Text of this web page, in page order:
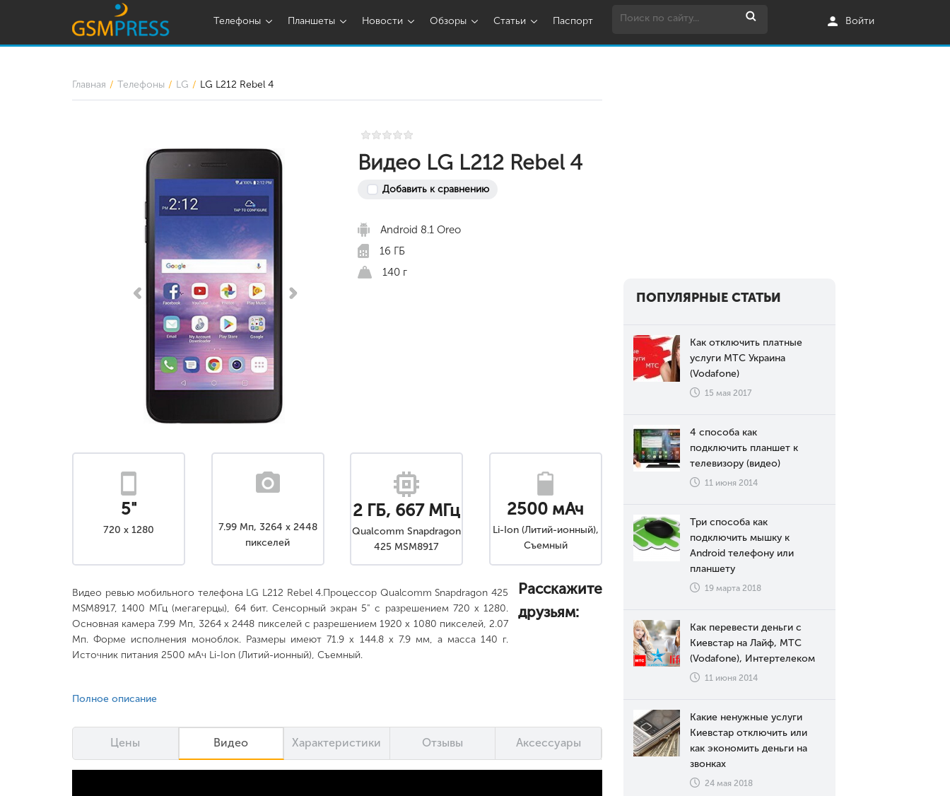
Телефоны Планшеты Новости Обзоры Статьи Паспорт Войти
Главная Телефоны LG LG L212 Rebel 4
Видео LG L212 Rebel 4
Добавить к сравнению
Android 8.1 Oreo
16 ГБ
140 г
5"
720 x 1280
7.99 Мп, 3264 x 2448
пикселей
2 ГБ, 667 МГц
Qualcomm Snapdragon
425 MSM8917
2500 мАч
Li-Ion (Литий-ионный),
Съемный
Видео ревью мобильного телефона LG L212 Rebel 4.Процессор Qualcomm Snapdragon 425
MSM8917, 1400 МГц (мегагерцы), 64 бит. Сенсорный экран 5" с разрешением 720 x 1280.
Основная камера 7.99 Мп, 3264 x 2448 пикселей с разрешением 1920 x 1080 пикселей, 2.07
Мп. Форме исполнения моноблок. Размеры имеют 71.9 x 144.8 x 7.9 мм, а масса 140 г.
Источник питания 2500 мАч Li-Ion (Литий-ионный), Съемный.
Полное описание
Расскажите
друзьям:
Цены Видео Характеристики Отзывы Аксессуары
ПОПУЛЯРНЫЕ СТАТЬИ
Как отключить платные
услуги МТС Украина
(Vodafone)
15 мая 2017
4 способа как
подключить планшет к
телевизору (видео)
11 июня 2014
Три способа как
подключить мышку к
Android телефону или
планшету
19 марта 2018
Как перевести деньги с
Киевстар на Лайф, МТС
(Vodafone), Интертелеком
11 июня 2014
Какие ненужные услуги
Киевстар отключить или
как экономить деньги на
звонках
24 мая 2018